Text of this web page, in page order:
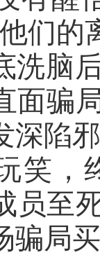
们的
洗脑
骗局
深陷
笑，
员至
骗局